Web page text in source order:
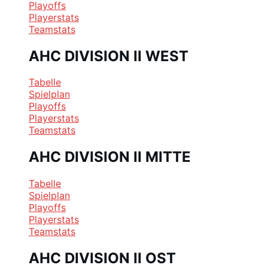
Playoffs
Playerstats
Teamstats
AHC DIVISION II WEST
Tabelle
Spielplan
Playoffs
Playerstats
Teamstats
AHC DIVISION II MITTE
Tabelle
Spielplan
Playoffs
Playerstats
Teamstats
AHC DIVISION II OST